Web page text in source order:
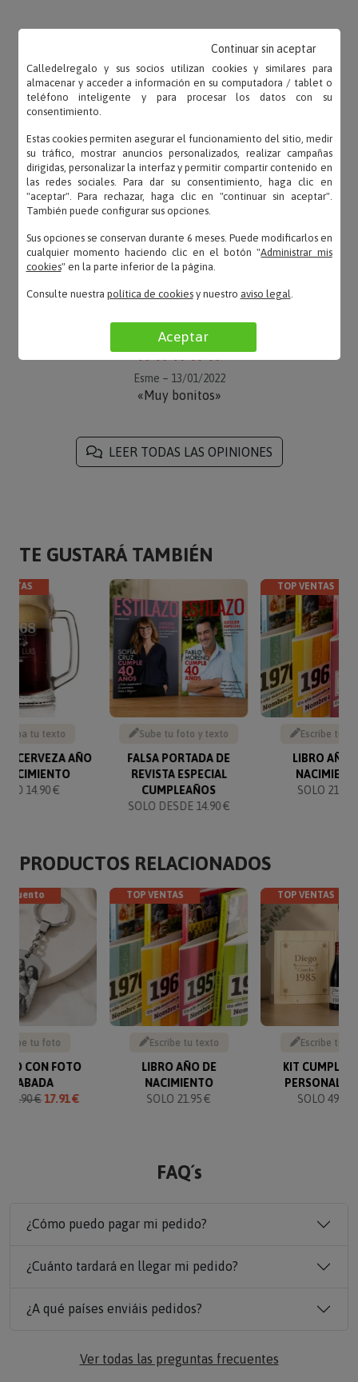
OPINIONES
Reyes – 27/10/2022
«Le agradezco la atención al servicio al cliente, por
su eficacia y amabilidad.»
Charly – 11/04/2022
estupendos. Muy recomendables.»
Esme – 13/01/2022
«Muy bonitos»
LEER TODAS LAS OPINIONES
TE GUSTARÁ TAMBIÉN
Graba tu texto
CERVEZA AÑO
NACIMIENTO
14.90 €
Sube tu foto y texto
FALSA PORTADA DE
REVISTA ESPECIAL
CUMPLEAÑOS
SOLO DESDE 14.90 €
TOP VENTAS
Escribe tu
LIBRO AÑO
SOLO 21.95
PRODUCTOS RELACIONADOS
Sube tu foto
CON FOTO
GRABADA
19.90 €17.91 €
TOP VENTAS
Escribe tu texto
LIBRO AÑO DE
NACIMIENTO
SOLO 21.95 €
TOP VENTAS
Escribe tu
KIT
SOLO 49.90
FAQ´s
¿Cómo puedo pagar mi pedido?
¿Cuánto tardará en llegar mi pedido?
¿A qué países enviáis pedidos?
Ver todas las preguntas frecuentes
Calledelregalo y sus socios utilizan cookies y similares para
almacenar y acceder a información en su computadora / tablet o
teléfono inteligente y para procesar los datos con su
consentimiento.
Estas cookies permiten asegurar el funcionamiento del sitio, medir
su tráfico, mostrar anuncios personalizados, realizar campañas
dirigidas, personalizar la interfaz y permitir compartir contenido en
las redes sociales. Para dar su consentimiento, haga clic en
"aceptar". Para rechazar, haga clic en "continuar sin aceptar".
También puede configurar sus opciones.
Sus opciones se conservan durante 6 meses. Puede modificarlos en
cualquier momento haciendo clic en el botón "Administrar mis
cookies" en la parte inferior de la página.
Consulte nuestra política de cookiesy nuestro aviso legal.
Aceptar
Continuar sin aceptar